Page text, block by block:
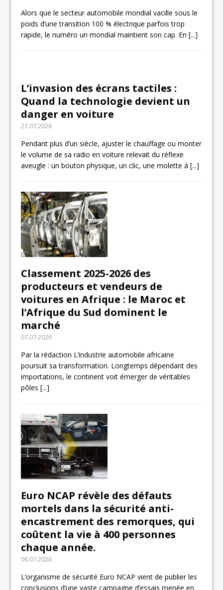
Alors que le secteur automobile mondial vacille sous le
poids d’une transition 100 % électrique parfois trop
rapide, le numéro un mondial maintient son cap. En[...]
L’invasion des écrans tactiles :
Quand la technologie devient un
danger en voiture
21.07.2026
Pendant plus d’un siècle, ajuster le chauffage ou monter
le volume de sa radio en voiture relevait du réflexe
aveugle : un bouton physique, un clic, une molette à[...]
Classement 2025-2026 des
producteurs et vendeurs de
voitures en Afrique : le Maroc et
l’Afrique du Sud dominent le
marché
07.07.2026
Par la rédaction L’industrie automobile africaine
poursuit sa transformation. Longtemps dépendant des
importations, le continent voit émerger de véritables
pôles[...]
Euro NCAP révèle des défauts
mortels dans la sécurité anti-
encastrement des remorques, qui
coûtent la vie à 400 personnes
chaque année.
06.07.2026
L’organisme de sécurité Euro NCAP vient de publier les
conclusions d’une vaste campagne d’essais menée en